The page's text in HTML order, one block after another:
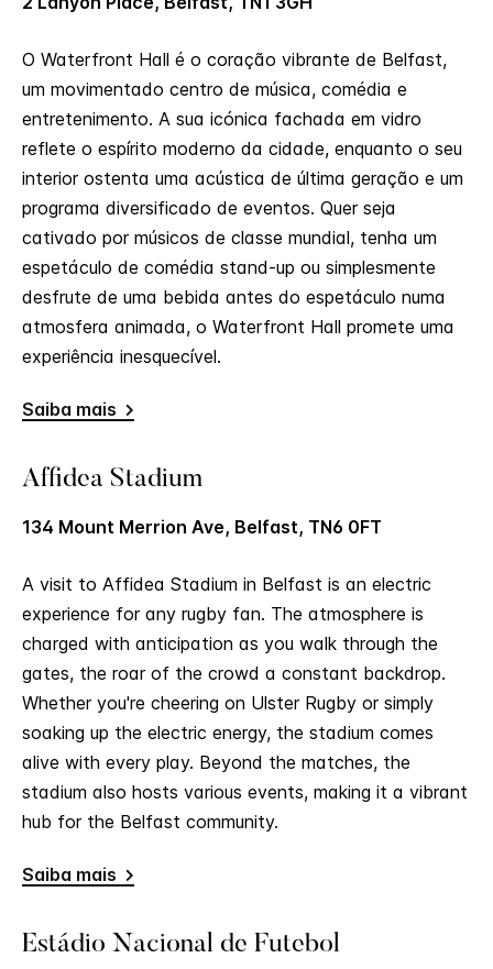
O Waterfront Hall é o coração vibrante de Belfast,
um movimentado centro de música, comédia e
entretenimento. A sua icónica fachada em vidro
reflete o espírito moderno da cidade, enquanto o seu
interior ostenta uma acústica de última geração e um
programa diversificado de eventos. Quer seja
cativado por músicos de classe mundial, tenha um
espetáculo de comédia stand-up ou simplesmente
desfrute de uma bebida antes do espetáculo numa
atmosfera animada, o Waterfront Hall promete uma
experiência inesquecível.
Saiba mais
Affidea Stadium
134 Mount Merrion Ave, Belfast, TN6 0FT
A visit to Affidea Stadium in Belfast is an electric
experience for any rugby fan. The atmosphere is
charged with anticipation as you walk through the
gates, the roar of the crowd a constant backdrop.
Whether you're cheering on Ulster Rugby or simply
soaking up the electric energy, the stadium comes
alive with every play. Beyond the matches, the
stadium also hosts various events, making it a vibrant
hub for the Belfast community.
Saiba mais
Estádio Nacional de Futebol